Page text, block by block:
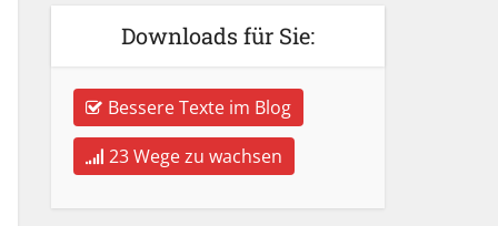
Downloads für Sie:
Bessere Texte im Blog
23 Wege zu wachsen